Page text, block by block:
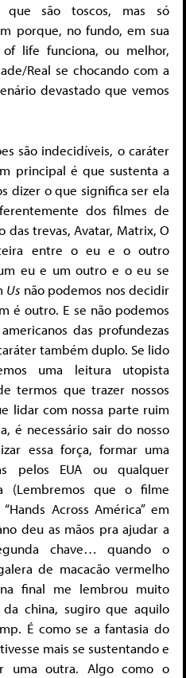
que são toscos, mas só
porque, no fundo, em sua
life funciona, ou melhor,
Real se chocando com a
devastado que vemos
são indecidíveis, o caráter
principal é que sustenta a
dizer o que significa ser ela
dos filmes de
das trevas, Avatar, Matrix, O
entre o eu e o outro
eu e um outro e o eu se
Us não podemos nos decidir
é outro. E se não podemos
das profundezas
também duplo. Se lido
uma leitura utopista
termos que trazer nossos
lidar com nossa parte ruim
é necessário sair do nosso
essa força, formar uma
pelos EUA ou qualquer
(Lembremos que o filme
Across América” em
deu as mãos pra ajudar a
chave… quando o
de macacão vermelho
final me lembrou muito
china, sugiro que aquilo
É como se a fantasia do
mais se sustentando e
uma outra. Algo como o